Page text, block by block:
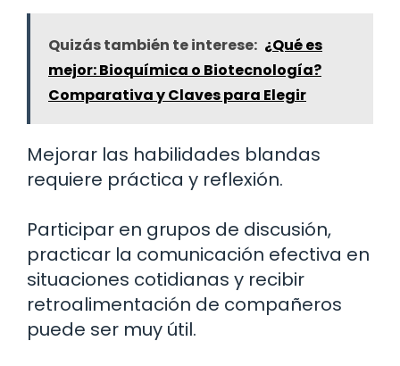
Quizás también te interese: ¿Qué es
mejor: Bioquímica o Biotecnología?
Comparativa y Claves para Elegir
Mejorar las habilidades blandas
requiere práctica y reflexión.
Participar en grupos de discusión,
practicar la comunicación efectiva en
situaciones cotidianas y recibir
retroalimentación de compañeros
puede ser muy útil.